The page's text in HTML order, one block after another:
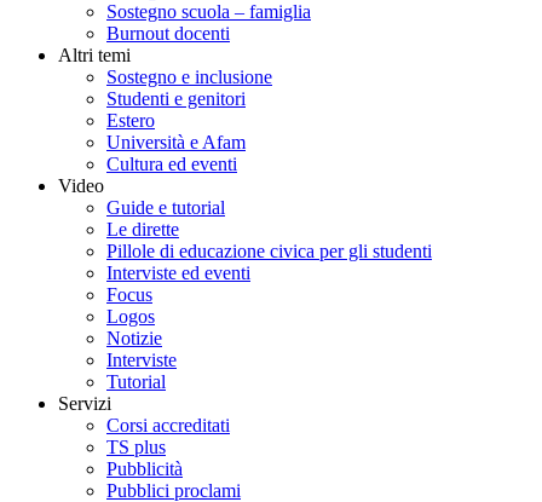
Sostegno scuola – famiglia
Burnout docenti
Altri temi
Sostegno e inclusione
Studenti e genitori
Estero
Università e Afam
Cultura ed eventi
Video
Guide e tutorial
Le dirette
Pillole di educazione civica per gli studenti
Interviste ed eventi
Focus
Logos
Notizie
Interviste
Tutorial
Servizi
Corsi accreditati
TS plus
Pubblicità
Pubblici proclami